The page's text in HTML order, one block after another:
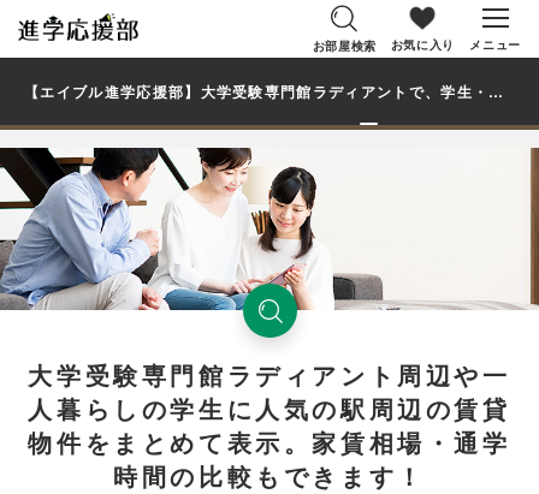
お部屋検索 お気に入り メニュー
【エイブル進学応援部】大学受験専門館ラディアントで、学生・大学生の一人暮らし向け賃貸マンション・アパートのお部屋を探す
大学受験専門館ラディアント周辺や一
人暮らしの学生に人気の駅周辺の賃貸
物件をまとめて表示。家賃相場・通学
時間の比較もできます！